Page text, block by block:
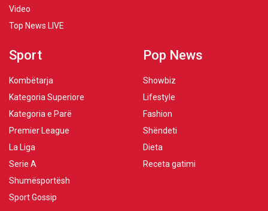
Video
Top News LIVE
Sport
Kombëtarja
Kategoria Superiore
Kategoria e Parë
Premier League
La Liga
Serie A
Shumësportësh
Sport Gossip
Pop News
Showbiz
Lifestyle
Fashion
Shëndeti
Dieta
Receta gatimi